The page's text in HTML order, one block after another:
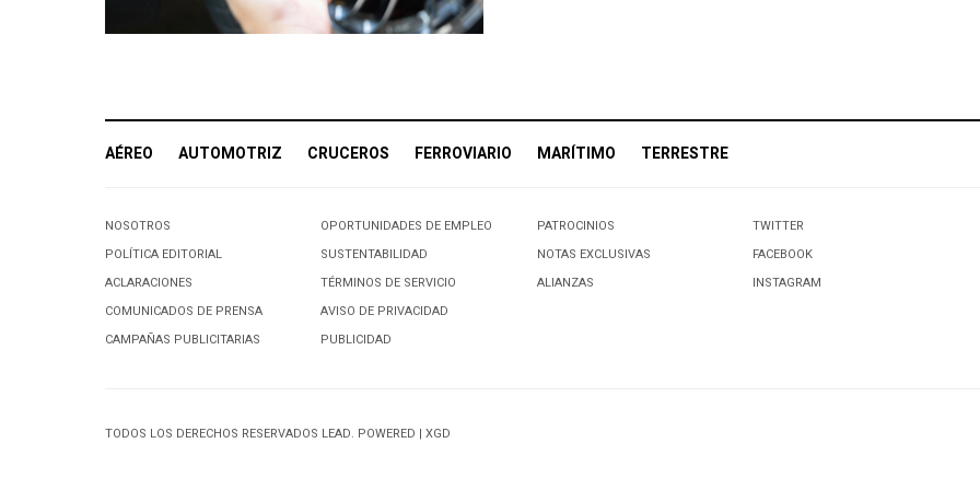
AÉREO AUTOMOTRIZ CRUCEROS FERROVIARIO MARÍTIMO TERRESTRE
NOSOTROS
POLÍTICA EDITORIAL
ACLARACIONES
COMUNICADOS DE PRENSA
CAMPAÑAS PUBLICITARIAS
OPORTUNIDADES DE EMPLEO
SUSTENTABILIDAD
TÉRMINOS DE SERVICIO
AVISO DE PRIVACIDAD
PUBLICIDAD
PATROCINIOS
NOTAS EXCLUSIVAS
ALIANZAS
TWITTER
FACEBOOK
INSTAGRAM
TODOS LOS DERECHOS RESERVADOS LEAD. POWERED | XGD